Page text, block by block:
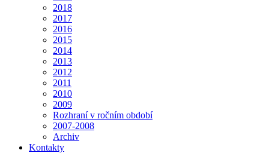
2018
2017
2016
2015
2014
2013
2012
2011
2010
2009
Rozhraní v ročním období
2007-2008
Archiv
Kontakty